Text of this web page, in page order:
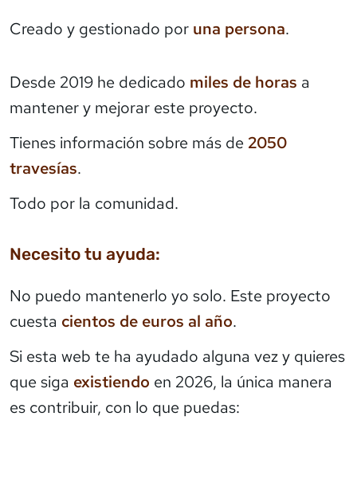
Creado y gestionado por una persona.
Desde 2019 he dedicado miles de horas a
mantener y mejorar este proyecto.
Tienes información sobre más de 2050
travesías.
Todo por la comunidad.
Necesito tu ayuda:
No puedo mantenerlo yo solo. Este proyecto
cuesta cientos de euros al año.
Si esta web te ha ayudado alguna vez y quieres
que siga existiendo en 2026, la única manera
es contribuir, con lo que puedas: